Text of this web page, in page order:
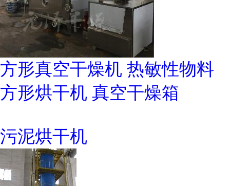
方形真空干燥机 热敏性物料
方形烘干机 真空干燥箱
污泥烘干机